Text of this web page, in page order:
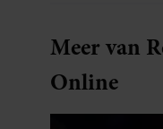
Meer van
Online